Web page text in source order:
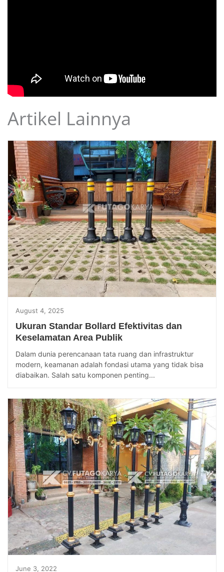
Artikel Lainnya
August 4, 2025
Ukuran Standar Bollard Efektivitas dan
Keselamatan Area Publik
Dalam dunia perencanaan tata ruang dan infrastruktur
modern, keamanan adalah fondasi utama yang tidak bisa
diabaikan. Salah satu komponen penting...
June 3, 2022